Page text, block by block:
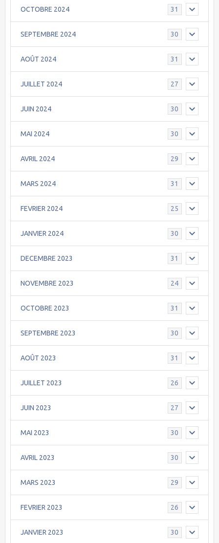
OCTOBRE 2024 31
SEPTEMBRE 2024 30
AOÛT 2024 31
JUILLET 2024 27
JUIN 2024 30
MAI 2024 30
AVRIL 2024 29
MARS 2024 31
FEVRIER 2024 25
JANVIER 2024 30
DECEMBRE 2023 31
NOVEMBRE 2023 24
OCTOBRE 2023 31
SEPTEMBRE 2023 30
AOÛT 2023 31
JUILLET 2023 26
JUIN 2023 27
MAI 2023 30
AVRIL 2023 30
MARS 2023 29
FEVRIER 2023 26
JANVIER 2023 30